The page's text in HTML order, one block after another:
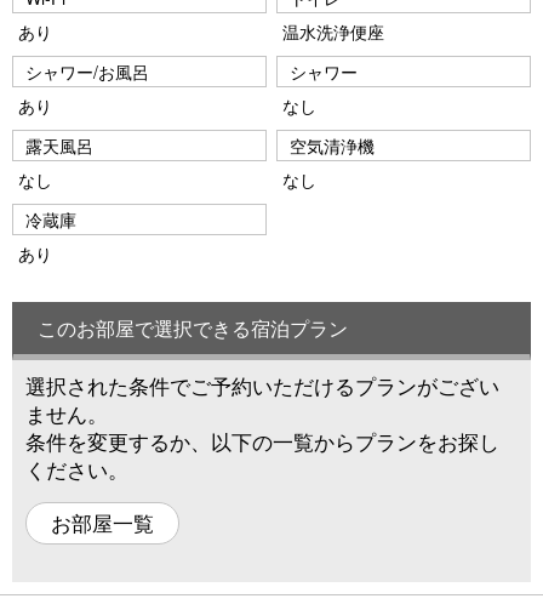
あり
温水洗浄便座
シャワー/お風呂
あり
シャワー
なし
露天風呂
なし
空気清浄機
なし
冷蔵庫
あり
このお部屋で選択できる宿泊プラン
選択された条件でご予約いただけるプランがござい
ません。
条件を変更するか、以下の一覧からプランをお探し
ください。
お部屋一覧